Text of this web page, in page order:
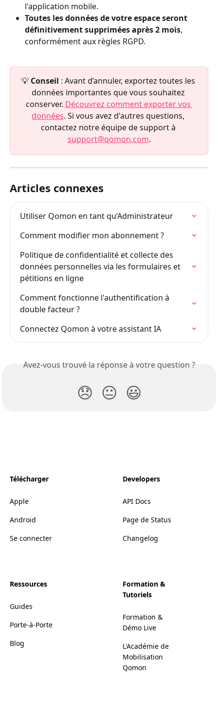
l'application mobile.
Toutes les données de votre espace seront
définitivement supprimées après 2 mois,
conformément aux règles RGPD.
💡 Conseil : Avant d’annuler, exportez toutes les
données importantes que vous souhaitez
conserver. Découvrez comment exporter vos
données. Si vous avez d'autres questions,
contactez notre équipe de support à
support@qomon.com.
Articles connexes
Utiliser Qomon en tant qu’Administrateur
Comment modifier mon abonnement ?
Politique de confidentialité et collecte des
données personnelles via les formulaires et
pétitions en ligne
Comment fonctionne l'authentification à
double facteur ?
Connectez Qomon à votre assistant IA
Avez-vous trouvé la réponse à votre question ?
😞 😐 😃
Télécharger
Apple
Android
Se connecter
Developers
API Docs
Page de Status
Changelog
Ressources
Guides
Porte-à-Porte
Blog
Formation &
Tutoriels
Formation &
Démo Live
L'Académie de
Mobilisation
Qomon